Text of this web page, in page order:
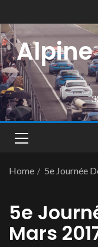
Home 5e Journée
5e
Mars